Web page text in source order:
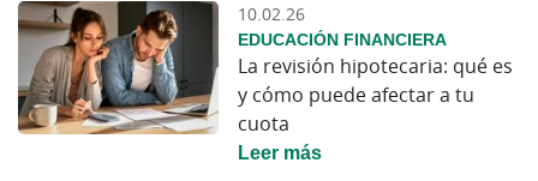
10.02.26
EDUCACIÓN FINANCIERA
La revisión hipotecaria: qué es
y cómo puede afectar a tu
cuota
Leer más